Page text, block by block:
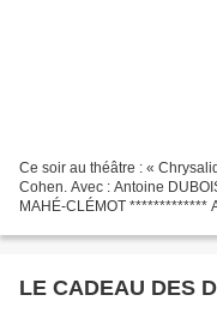
Ce soir au théâtre : «
Cohen. Avec : Antoine
MAHÉ-CLÉMOT *************
LE CADEAU DES